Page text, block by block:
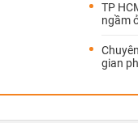
TP
ngầm
gian